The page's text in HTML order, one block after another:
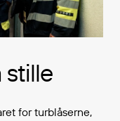
stille
for turblåserne,